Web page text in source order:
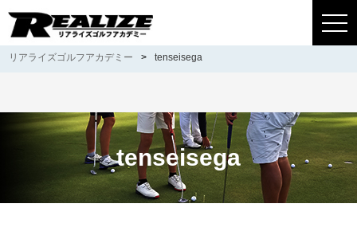
リアライズゴルフアカデミー > tenseisega
tenseisega